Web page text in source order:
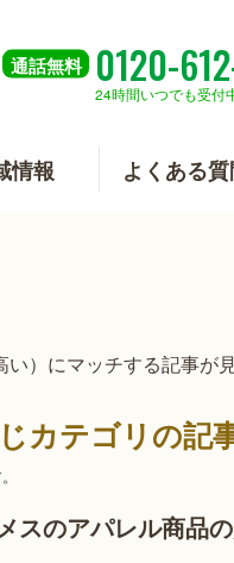
通話無料 0120-
24時間いつでも受付
情報 よくある
）にマッチする記事が
カテゴリの記
スのアパレル商品